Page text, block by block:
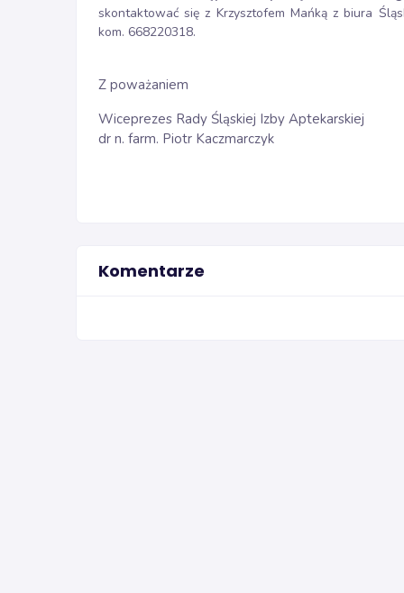
skontaktować się z Krzysztofem Mańką z biura
kom. 668220318.
Z poważaniem
Wiceprezes Rady Śląskiej Izby Aptekarskiej
dr n. farm. Piotr Kaczmarczyk
Komentarze